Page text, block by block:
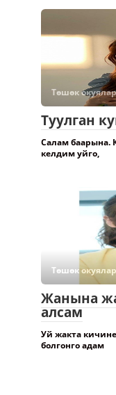
Төшөк
Туулган
Салам баарына.
келдим уйго,
Төшөк
Жанына
алсам
Уй жакта
болгонго адам